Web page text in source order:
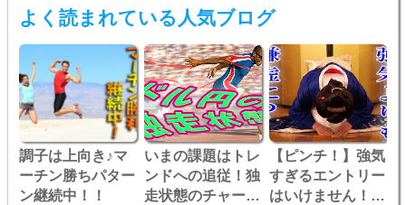
よく読まれている人気ブログ
調子は上向き♪マ
ーチン勝ちパター
ン継続中！！
いまの課題はトレ
ンドへの追従！独
走状態のチャート
【ピンチ！】強気
すぎるエントリー
はいけません！逆